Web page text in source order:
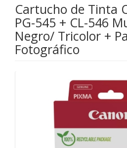
Cartucho de Tinta
PG-545 + CL-546
Negro/ Tricolor +
Fotográfico